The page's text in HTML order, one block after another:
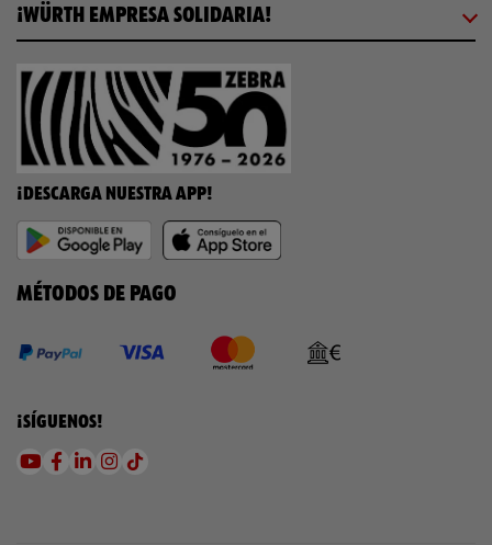
¡WÜRTH EMPRESA SOLIDARIA!
¡DESCARGA NUESTRA APP!
MÉTODOS DE PAGO
¡SÍGUENOS!